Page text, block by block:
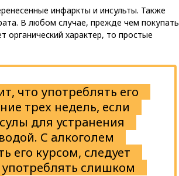
инфаркты и инсульты. Также
В любом случае, прежде чем покупать
характер, то простые
что употреблять его
трех недель, если
для устранения
С алкоголем
его курсом, следует
слишком